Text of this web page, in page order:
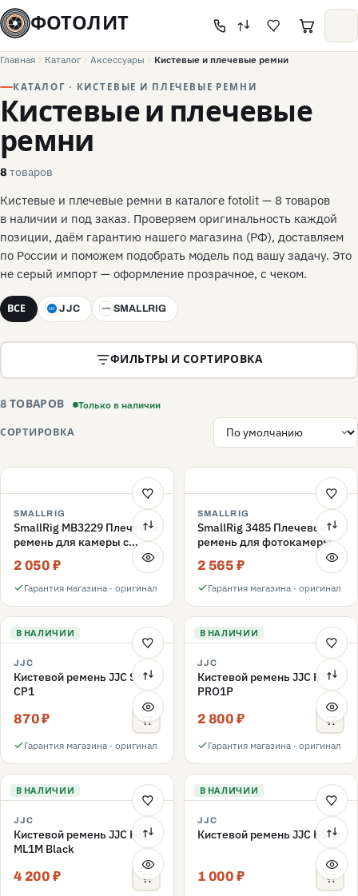
ФОТОЛИТ
Главная Каталог Аксессуары Кистевые и плечевые ремни
КАТАЛОГ · КИСТЕВЫЕ И ПЛЕЧЕВЫЕ РЕМНИ
Кистевые и плечевые
ремни
8 товаров
Кистевые и плечевые ремни в каталоге fotolit — 8 товаров
в наличии и под заказ. Проверяем оригинальность каждой
позиции, даём гарантию нашего магазина (РФ), доставляем
по России и поможем подобрать модель под вашу задачу. Это
не серый импорт — оформление прозрачное, с чеком.
ВСЕ J JJC S SMALLRIG
ФИЛЬТРЫ И СОРТИРОВКА
8 ТОВАРОВ Только в наличии
СОРТИРОВКА
SMALLRIG
SmallRig MB3229 Плечевой
ремень для камеры с
креплением
2 050 ₽
Гарантия магазина · оригинал
SMALLRIG
SmallRig 3485 Плечевой
ремень для фотокамеры
2 565 ₽
Гарантия магазина · оригинал
В НАЛИЧИИ
JJC
Кистевой ремень JJC ST-
CP1
870 ₽
Гарантия магазина · оригинал
В НАЛИЧИИ
JJC
Кистевой ремень JJC HS-
PRO1P
2 800 ₽
Гарантия магазина · оригинал
В НАЛИЧИИ
JJC
Кистевой ремень JJC HS-
ML1M Black
4 200 ₽
В НАЛИЧИИ
JJC
Кистевой ремень JJC HS-N
1 000 ₽